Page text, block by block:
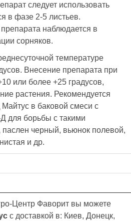
следует использовать
в фазе 2-5 листьев.
наблюдается в
сорняков.
температуре
Внесение препарата при
или более +25 градусов,
растения. Рекомендуется
в баковой смеси с
для борьбы с такими
черный, вьюнок полевой,
и др.
Центр Фаворит вы можете
с доставкой в: Киев, Донецк,